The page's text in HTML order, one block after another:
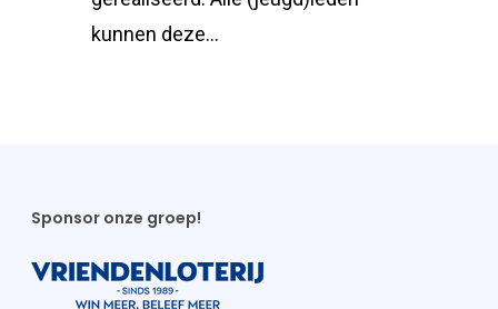
kunnen deze…
Sponsor onze groep!